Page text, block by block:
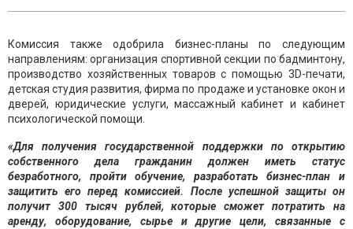
Комиссия также одобрила бизнес-планы по следующим
направлениям: организация спортивной секции по бадминтону,
производство хозяйственных товаров с помощью 3D-печати,
детская студия развития, фирма по продаже и установке окон и
дверей, юридические услуги, массажный кабинет и кабинет
психологической помощи.
«Для получения государственной поддержки по открытию
собственного дела гражданин должен иметь статус
безработного, пройти обучение, разработать бизнес-план и
защитить его перед комиссией. После успешной защиты он
получит 300 тысяч рублей, которые сможет потратить на
аренду, оборудование, сырье и другие цели, связанные с